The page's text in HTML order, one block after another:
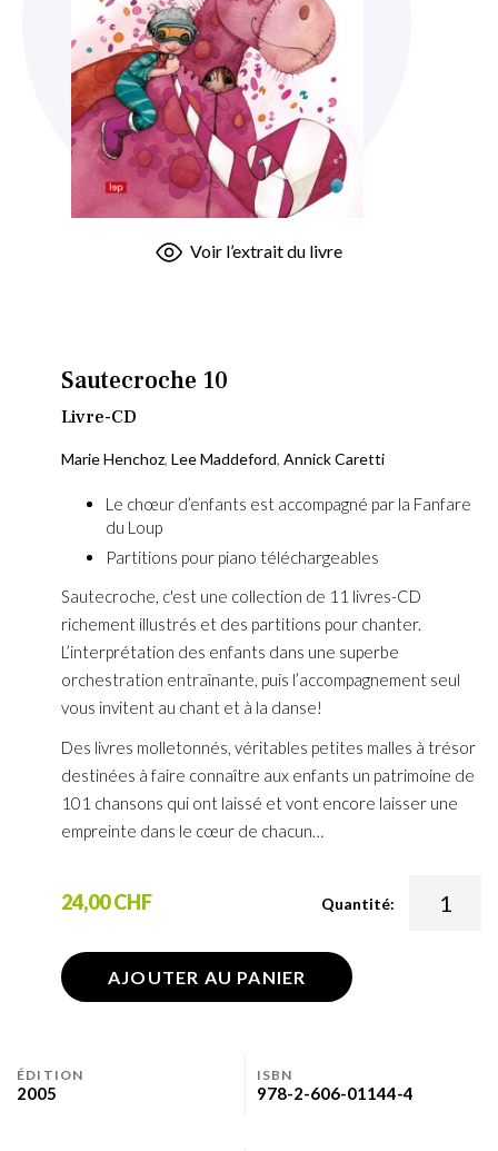
Sautecroche 10
Livre-CD
Marie Henchoz, Lee Maddeford, Annick Caretti
Le chœur d’enfants est accompagné par la Fanfare
du Loup
Partitions pour piano téléchargeables
Sautecroche, c'est une collection de 11 livres-CD
richement illustrés et des partitions pour chanter.
L’interprétation des enfants dans une superbe
orchestration entraînante, puis l’accompagnement seul
vous invitent au chant et à la danse!
Des livres molletonnés, véritables petites malles à trésor
destinées à faire connaître aux enfants un patrimoine de
101 chansons qui ont laissé et vont encore laisser une
empreinte dans le cœur de chacun…
24,00 CHF Quantité:
AJOUTER AU PANIER
the
images
gallery
Voir l’extrait du livre
ÉDITION
2005
ISBN
978-2-606-01144-4